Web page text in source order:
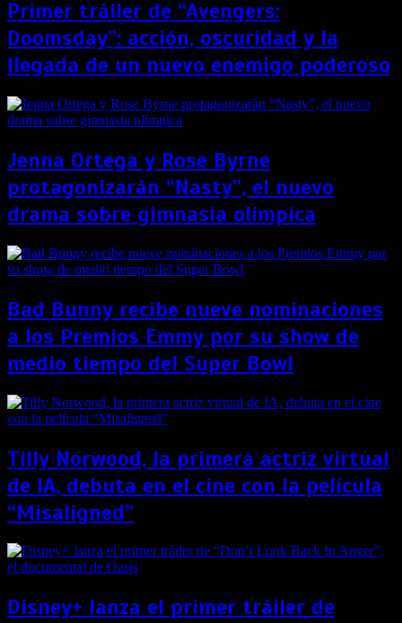
Primer tráiler de “Avengers:
Doomsday”: acción, oscuridad y la
llegada de un nuevo enemigo poderoso
Jenna Ortega y Rose Byrne
protagonizarán “Nasty”, el nuevo
drama sobre gimnasia olímpica
Bad Bunny recibe nueve nominaciones
a los Premios Emmy por su show de
medio tiempo del Super Bowl
Tilly Norwood, la primera actriz virtual
de IA, debuta en el cine con la película
“Misaligned”
Disney+ lanza el primer tráiler de